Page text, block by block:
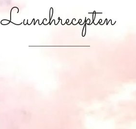
Lunchrecepten